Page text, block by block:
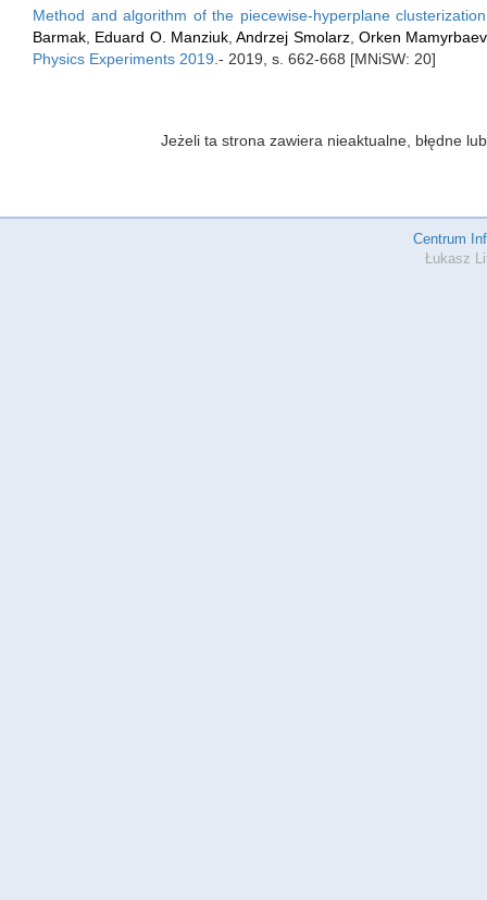
Method and algorithm of the piecewise-hyperplane
Barmak Eduard O. Manziuk,Andrzej Smolarz, Orken Mamyrbaev
Physics Experiments 2019 .- 2019, s. 662-668 [MNiSW: 20]
Jeżeli ta strona zawiera nieaktualne, błędne
Centrum
Łukasz